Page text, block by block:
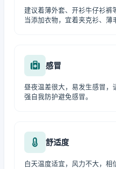
建议着薄外套、开衫牛仔衫裤
当添加衣物，宜着夹克衫、薄
感冒
昼夜温差很大，易发生感冒，
强自我防护避免感冒。
舒适度
白天温度适宜，风力不大，相